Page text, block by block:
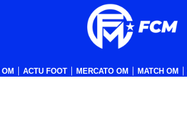
ACTU FOOT MERCATO OM MATCH OM